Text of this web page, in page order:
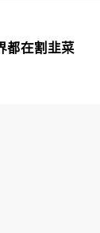
都在割韭菜